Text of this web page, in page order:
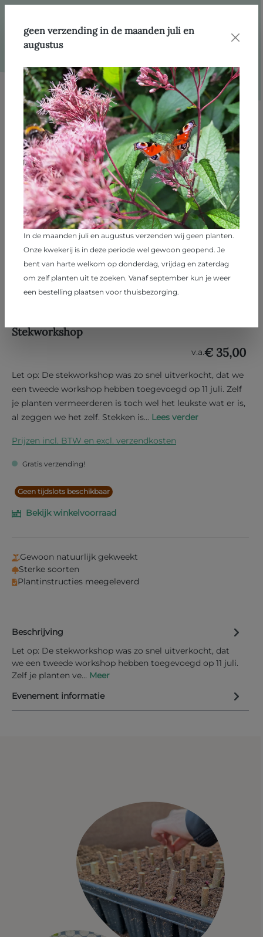
Afbeeldingengalerij overslaan
Stekworkshop
v.a.€ 35,00
Let op: De stekworkshop was zo snel uitverkocht, dat we
een tweede workshop hebben toegevoegd op 11 juli. Zelf
je planten vermeerderen is toch wel het leukste wat er is,
al zeggen we het zelf. Stekken is... Lees verder
Prijzen incl. BTW en excl. verzendkosten
Gratis verzending!
Geen tijdslots beschikbaar
Bekijk winkelvoorraad
Gewoon natuurlijk gekweekt
Sterke soorten
Plantinstructies meegeleverd
Beschrijving
Let op: De stekworkshop was zo snel uitverkocht, dat
we een tweede workshop hebben toegevoegd op 11 juli.
Zelf je planten ve… Meer
Evenement informatie
geen verzending in de maanden juli en
augustus
In de maanden juli en augustus verzenden wij geen planten.
Onze kwekerij is in deze periode wel gewoon geopend. Je
bent van harte welkom op donderdag, vrijdag en zaterdag
om zelf planten uit te zoeken. Vanaf september kun je weer
een bestelling plaatsen voor thuisbezorging.